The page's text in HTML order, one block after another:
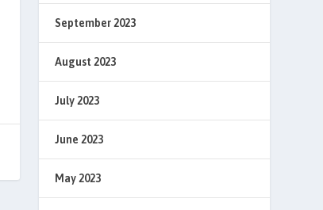
September 2023
August 2023
July 2023
June 2023
May 2023